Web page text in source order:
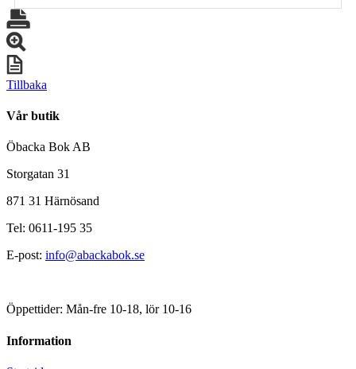
Tillbaka
Vår butik
Öbacka Bok AB
Storgatan 31
871 31 Härnösand
Tel: 0611-195 35
E-post: info@abackabok.se
Öppettider: Mån-fre 10-18, lör 10-16
Information